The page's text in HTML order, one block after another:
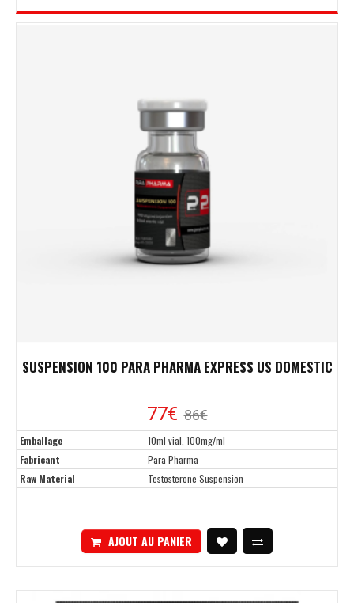
SUSPENSION 100 PARA PHARMA EXPRESS US DOMESTIC
77€ 86€
Emballage
10ml vial, 100mg/ml
Fabricant
Para Pharma
Raw Material
Testosterone Suspension
AJOUT AU PANIER